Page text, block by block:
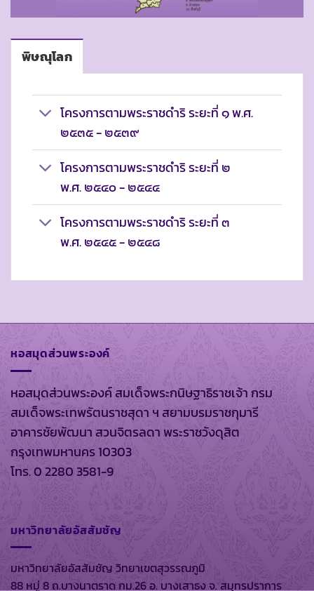
พิษณุโลก
โครงการตามพระราชดำริ ระยะที่ ๑ พ.ศ.
๒๕๓๕ - ๒๕๓๙
โครงการตามพระราชดำริ ระยะที่ ๒
พ.ศ. ๒๕๔๐ - ๒๕๔๔
โครงการตามพระราชดำริ ระยะที่ ๓
พ.ศ. ๒๕๔๕ - ๒๕๔๘
หอสมุดส่วนพระองค์
หอสมุดส่วนพระองค์ สมเด็จพระกนิษฐาธิราชเจ้า กรม
สมเด็จพระเทพรัตนราชสุดา ฯ สยามบรมราชกุมารี
อาคารชัยพัฒนา สวนจิตรลดา พระราชวังดุสิต
กรุงเทพมหานคร 10303
โทร. 0 2280 3581-9
มหาวิทยาลัยอัสสัมชัญ
มหาวิทยาลัยอัสสัมชัญ วิทยาเขตสุวรรณภูมิ
88 หมู่ 8 ถ.บางนาตราด กม.26 อ. บางเสาธง จ. สมุทรปราการ